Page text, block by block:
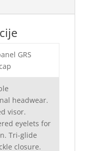
GRS
headwear.
visor.
eyelets for
Tri-glide
closure.